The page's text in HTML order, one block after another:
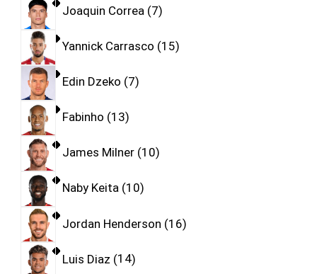
Joaquin Correa 7
Yannick Carrasco 15
Edin Dzeko 7
Fabinho 13
James Milner 10
Naby Keita 10
Jordan Henderson 16
Luis Diaz 14